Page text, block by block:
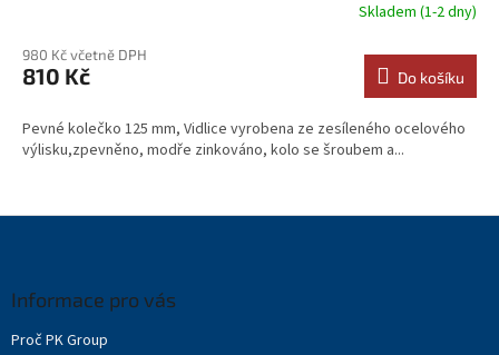
Skladem (1-2 dny)
980 Kč včetně DPH
810 Kč Do košíku
Pevné kolečko 125 mm, Vidlice vyrobena ze zesíleného ocelového
výlisku,zpevněno, modře zinkováno, kolo se šroubem a...
Informace pro vás
Proč PK Group